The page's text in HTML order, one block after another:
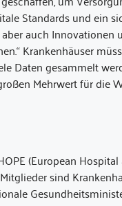
Standards und ein
auch
Krankenhäuser
Daten gesammelt
Mehrwert für
(European
sind